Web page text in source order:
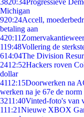
3820:34Progressieve
Michigan
920:24Accell,
betaling aan
420:11
119:48Vollering de
614:04The Division
2412:52Hackers roven
dollar
4112:15Doorwerken na
werken na je 67e de
3211:40Vinted-foto's van
111:21Nieuwe XBOX